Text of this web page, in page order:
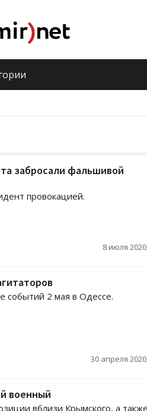
забросали фальшивой
провокацией.
8 июля
событий 2 мая в Одессе.
30 апреля
военный
вблизи Крымского, а также